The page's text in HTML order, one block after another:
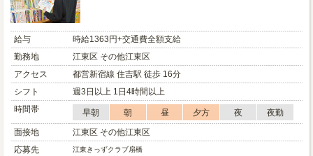
給与
時給1363円+交通費全額支給
勤務地
江東区 その他江東区
アクセス
都営新宿線 住吉駅 徒歩 16分
シフト
週3日以上 1日4時間以上
時間帯
早朝 朝 昼 夕方 夜
夜勤
面接地
江東区 その他江東区
応募先
江東きっずクラブ扇橋